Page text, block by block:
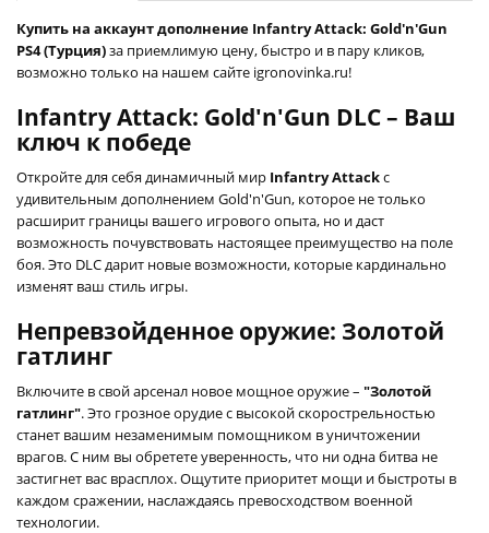
Купить на аккаунт дополнение Infantry Attack: Gold'n'Gun
PS4 (Турция)за приемлимую цену, быстро и в пару кликов,
возможно только на нашем сайте igronovinka.ru!
Infantry Attack: Gold'n'Gun DLC – Ваш
ключ к победе
Откройте для себя динамичный мир Infantry Attackс
удивительным дополнением Gold'n'Gun, которое не только
расширит границы вашего игрового опыта, но и даст
возможность почувствовать настоящее преимущество на поле
боя. Это DLC дарит новые возможности, которые кардинально
изменят ваш стиль игры.
Непревзойденное оружие: Золотой
гатлинг
Включите в свой арсенал новое мощное оружие – "Золотой
гатлинг". Это грозное орудие с высокой скорострельностью
станет вашим незаменимым помощником в уничтожении
врагов. С ним вы обретете уверенность, что ни одна битва не
застигнет вас врасплох. Ощутите приоритет мощи и быстроты в
каждом сражении, наслаждаясь превосходством военной
технологии.